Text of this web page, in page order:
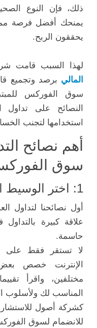
ذلك، فإن النوع
يمنحك أفضل فرصة
يحققون الربح.
لهذا السبب قامت
المالي برصد وتجميع
سوق الفوركس
النصائح على تداول
استخدامها لتجنب
أهم نصائح
سوق
1: اختر الوسيط المناسب
أول نصائحنا لتداول
علاقة كبيرة
حاسمة.
لا تستقر فقط
الإنترنت خصص
مختلفين، واقرأ
المناسب لك ولأسلوب
كشركة أصول
للانضمام لسوق